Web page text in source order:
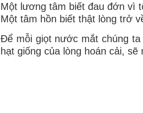
Một lương tâm biết đau đớn vì
Một tâm hồn biết thật lòng trở
Để mỗi giọt nước mắt chúng
hạt giống của lòng hoán cải,